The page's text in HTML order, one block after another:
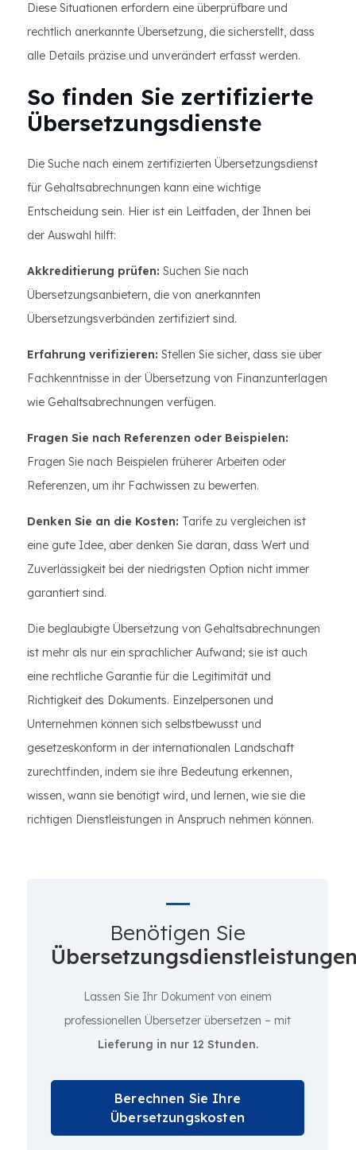
Diese Situationen erfordern eine überprüfbare und
rechtlich anerkannte Übersetzung, die sicherstellt, dass
alle Details präzise und unverändert erfasst werden.
So finden Sie zertifizierte
Übersetzungsdienste
Die Suche nach einem zertifizierten Übersetzungsdienst
für Gehaltsabrechnungen kann eine wichtige
Entscheidung sein. Hier ist ein Leitfaden, der Ihnen bei
der Auswahl hilft:
Akkreditierung prüfen: Suchen Sie nach
Übersetzungsanbietern, die von anerkannten
Übersetzungsverbänden zertifiziert sind.
Erfahrung verifizieren: Stellen Sie sicher, dass sie über
Fachkenntnisse in der Übersetzung von Finanzunterlagen
wie Gehaltsabrechnungen verfügen.
Fragen Sie nach Referenzen oder Beispielen:
Fragen Sie nach Beispielen früherer Arbeiten oder
Referenzen, um ihr Fachwissen zu bewerten.
Denken Sie an die Kosten: Tarife zu vergleichen ist
eine gute Idee, aber denken Sie daran, dass Wert und
Zuverlässigkeit bei der niedrigsten Option nicht immer
garantiert sind.
Die beglaubigte Übersetzung von Gehaltsabrechnungen
ist mehr als nur ein sprachlicher Aufwand; sie ist auch
eine rechtliche Garantie für die Legitimität und
Richtigkeit des Dokuments. Einzelpersonen und
Unternehmen können sich selbstbewusst und
gesetzeskonform in der internationalen Landschaft
zurechtfinden, indem sie ihre Bedeutung erkennen,
wissen, wann sie benötigt wird, und lernen, wie sie die
richtigen Dienstleistungen in Anspruch nehmen können.
Benötigen Sie
Lassen Sie Ihr Dokument von einem
professionellen Übersetzer übersetzen – mit
Lieferung in nur 12 Stunden.
Berechnen Sie Ihre
Übersetzungskosten